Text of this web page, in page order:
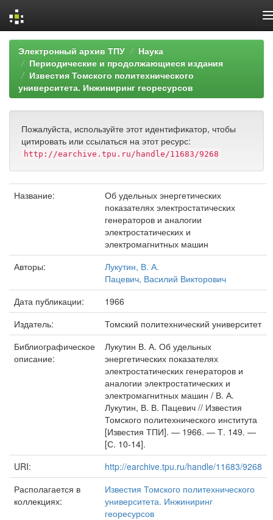
Skip
navigation
Электронный архив ТПУ
Наука
Периодические и продолжающиеся издания
Известия Томского политехнического
университета. Инжиниринг георесурсов
Пожалуйста, используйте этот идентификатор, чтобы
цитировать или ссылаться на этот ресурс:
http://earchive.tpu.ru/handle/11683/9268
Название:
Об удельных энергетических
показателях электростатических
генераторов и аналогии
электростатических и
электромагнитных машин
Авторы:
Лукутин, В. А.
Пацевич, Василий Викторович
Дата публикации:
1966
Издатель:
Томский политехнический университет
Библиографическое
описание:
Лукутин В. А. Об удельных
энергетических показателях
электростатических генераторов и
аналогии электростатических и
электромагнитных машин / В. А.
Лукутин, В. В. Пацевич // Известия
Томского политехнического института
[Известия ТПИ]. — 1966. — Т. 149. —
[С. 10-14].
URI:
http://earchive.tpu.ru/handle/11683/9268
Располагается в
коллекциях:
Известия Томского политехнического
университета. Инжиниринг
георесурсов